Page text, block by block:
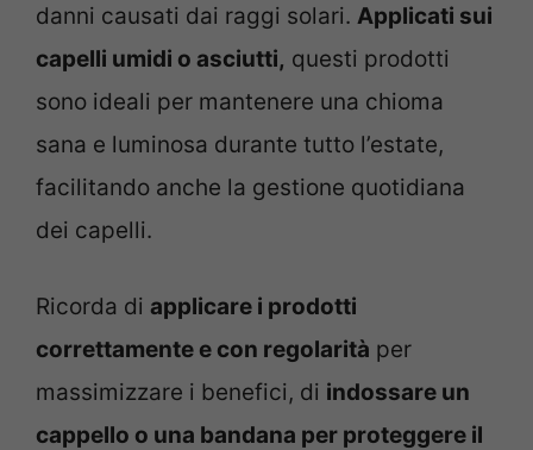
danni causati dai raggi solari. Applicati sui
capelli umidi o asciutti, questi prodotti
sono ideali per mantenere una chioma
sana e luminosa durante tutto l’estate,
facilitando anche la gestione quotidiana
dei capelli.
Ricorda di applicare i prodotti
correttamente e con regolarità per
massimizzare i benefici, di indossare un
cappello o una bandana per proteggere il